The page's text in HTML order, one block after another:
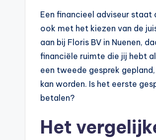
Een financieel adviseur
ook met het kiezen van de
aan bij Floris BV in Nuenen,
financiële ruimte die jij hebt
een tweede gesprek
kan worden. Is het eerste
betalen?
Het